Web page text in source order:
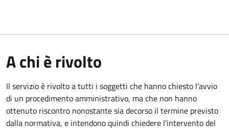
A chi è rivolto
Il servizio è rivolto a tutti i soggetti che hanno chiesto l'avvio
di un procedimento amministrativo, ma che non hanno
ottenuto riscontro nonostante sia decorso il termine previsto
dalla normativa, e intendono quindi chiedere l'intervento del